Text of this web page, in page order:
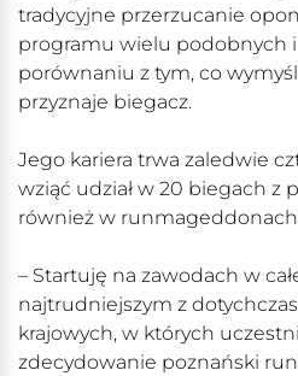
tradycyjne przerzucanie
programu wielu podobnych
porównaniu z tym, co
przyznaje biegacz.
Jego kariera trwa zaledwie
wziąć udział w 20 biegach z
również w
– Startuję na zawodach w
najtrudniejszym z
krajowych, w których
zdecydowanie poznański